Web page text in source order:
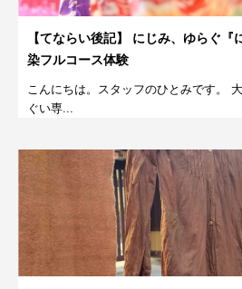
【てならい後記】 にじみ、ゆらぐ『にじゆら』の手ぬぐい注
染フルコース体験
こんにちは。スタッフのひとみです。
ぐい専...